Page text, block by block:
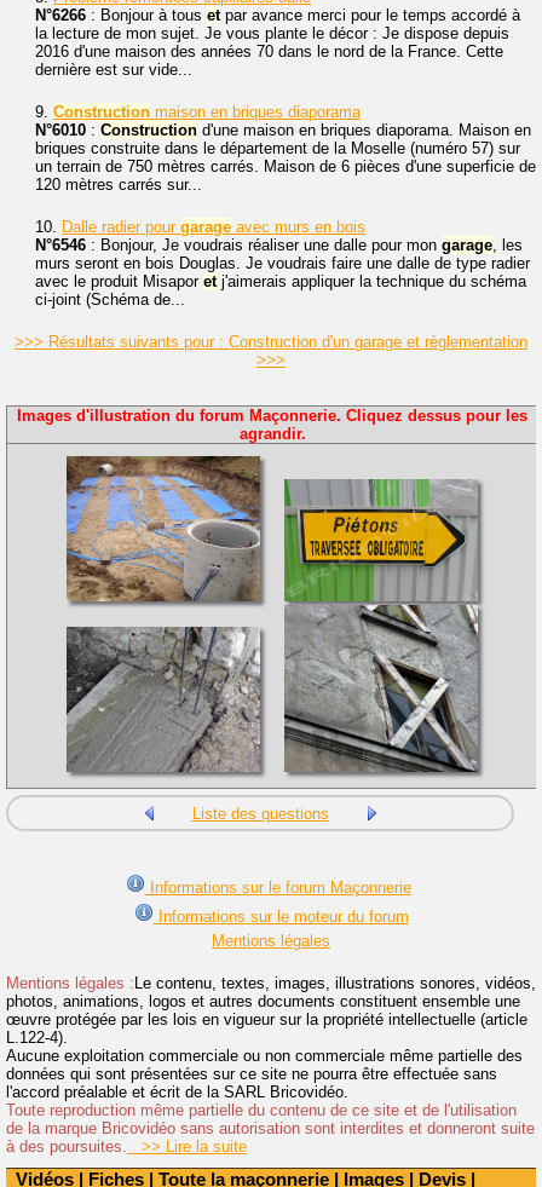
Vidéos | Fiches | Toute la maçonnerie | Images | Devis |
N°6266 : Bonjour à tous etpar avance merci pour le temps accordé à
la lecture de mon sujet. Je vous plante le décor : Je dispose depuis
2016 d'une maison des années 70 dans le nord de la France. Cette
dernière est sur vide...
9. Construction maison en briques diaporama
N°6010 : Construction d'une maison en briques diaporama. Maison en
briques construite dans le département de la Moselle (numéro 57) sur
un terrain de 750 mètres carrés. Maison de 6 pièces d'une superficie de
120 mètres carrés sur...
10. Dalle radier pour garage avec murs en bois
N°6546 : Bonjour, Je voudrais réaliser une dalle pour mon garage, les
murs seront en bois Douglas. Je voudrais faire une dalle de type radier
avec le produit Misapor etj'aimerais appliquer la technique du schéma
ci-joint (Schéma de...
>>> Résultats suivants pour : Construction d'un garage et règlementation
>>>
Images d'illustration du forum Maçonnerie. Cliquez dessus pour les
agrandir.
Liste des questions
Informations sur le forum Maçonnerie
Informations sur le moteur du forum
Mentions légales
Mentions légales : Le contenu, textes, images, illustrations sonores, vidéos,
photos, animations, logos et autres documents constituent ensemble une
œuvre protégée par les lois en vigueur sur la propriété intellectuelle (article
L.122-4).
Aucune exploitation commerciale ou non commerciale même partielle des
données qui sont présentées sur ce site ne pourra être effectuée sans
l'accord préalable et écrit de la SARL Bricovidéo.
Toute reproduction même partielle du contenu de ce site et de l'utilisation
de la marque Bricovidéo sans autorisation sont interdites et donneront suite
à des poursuites. >> Lire la suite